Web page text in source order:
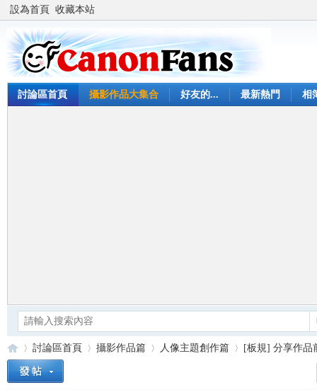
設為首頁 收藏本站
討論區首頁 攝影作品大集合 好友的... 最新熱門 相
討論區首頁 攝影作品篇 人像主題創作篇 [板規] 分享作品